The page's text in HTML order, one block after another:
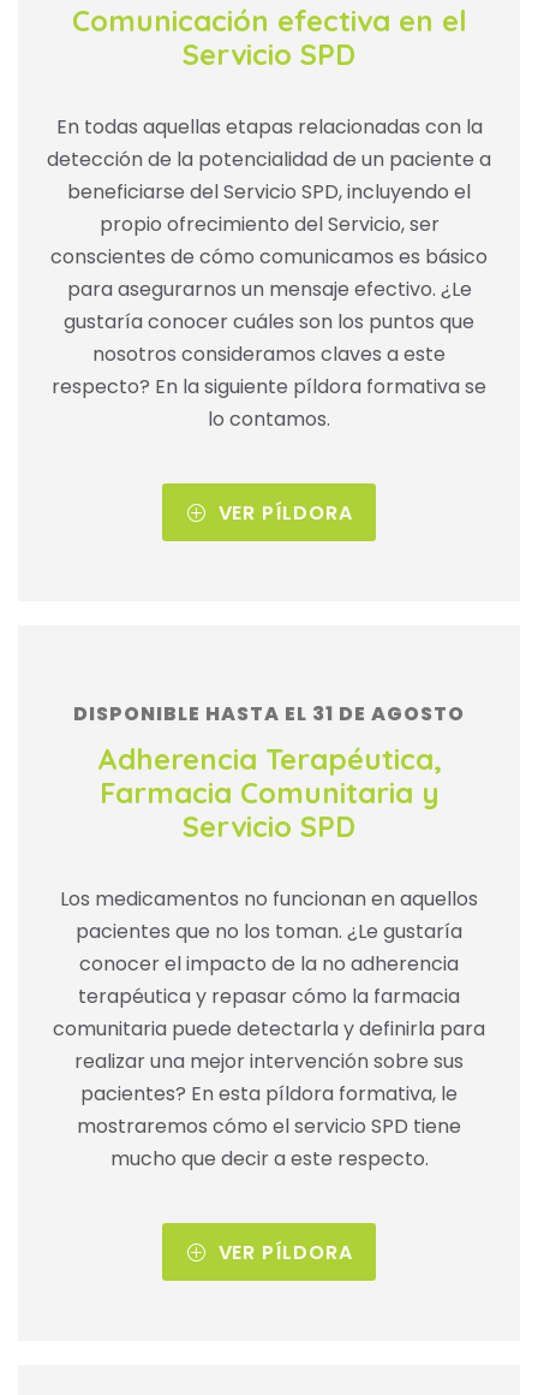
Comunicación efectiva en el
Servicio SPD
En todas aquellas etapas relacionadas con la
detección de la potencialidad de un paciente a
beneficiarse del Servicio SPD, incluyendo el
propio ofrecimiento del Servicio, ser
conscientes de cómo comunicamos es básico
para asegurarnos un mensaje efectivo. ¿Le
gustaría conocer cuáles son los puntos que
nosotros consideramos claves a este
respecto? En la siguiente píldora formativa se
lo contamos.
VER PÍLDORA
DISPONIBLE HASTA EL 31 DE AGOSTO
Adherencia Terapéutica,
Farmacia Comunitaria y
Servicio SPD
Los medicamentos no funcionan en aquellos
pacientes que no los toman. ¿Le gustaría
conocer el impacto de la no adherencia
terapéutica y repasar cómo la farmacia
comunitaria puede detectarla y definirla para
realizar una mejor intervención sobre sus
pacientes? En esta píldora formativa, le
mostraremos cómo el servicio SPD tiene
mucho que decir a este respecto.
VER PÍLDORA